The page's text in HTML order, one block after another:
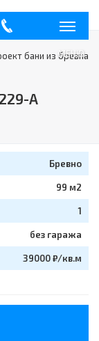
МЕНЮ
бани из бревна
А
Бревно
99 м2
1
без гаража
39000 ₽/кв.м